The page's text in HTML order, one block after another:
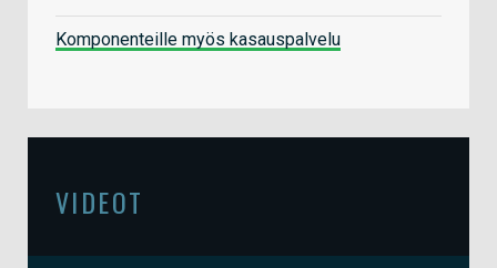
Komponenteille myös kasauspalvelu
VIDEOT